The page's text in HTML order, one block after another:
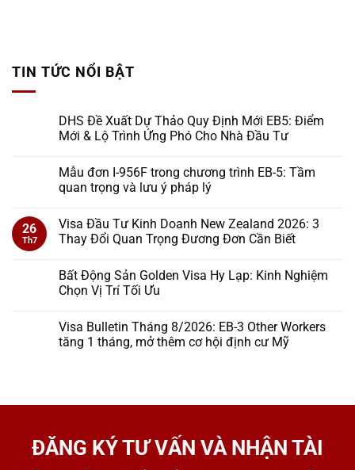
TIN TỨC NỔI BẬT
DHS Đề Xuất Dự Thảo Quy Định Mới EB5: Điểm
Mới & Lộ Trình Ứng Phó Cho Nhà Đầu Tư
Mẫu đơn I-956F trong chương trình EB-5: Tầm
quan trọng và lưu ý pháp lý
26
Th7
Visa Đầu Tư Kinh Doanh New Zealand 2026: 3
Thay Đổi Quan Trọng Đương Đơn Cần Biết
Bất Động Sản Golden Visa Hy Lạp: Kinh Nghiệm
Chọn Vị Trí Tối Ưu
Visa Bulletin Tháng 8/2026: EB-3 Other Workers
tăng 1 tháng, mở thêm cơ hội định cư Mỹ
ĐĂNG KÝ TƯ VẤN VÀ NHẬN TÀI